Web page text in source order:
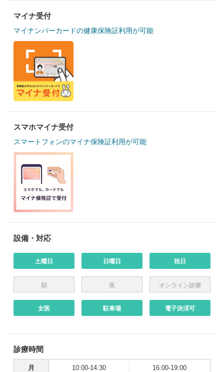
マイナ受付
マイナンバーカードの健康保険証利用が可能
スマホマイナ受付
スマートフォンのマイナ保険証利用が可能
設備・対応
土曜日 日曜日 祝日
朝 夜 オンライン診療
女医 駐車場 電子決済可
診療時間
月 10:00-14:30 16:00-19:00